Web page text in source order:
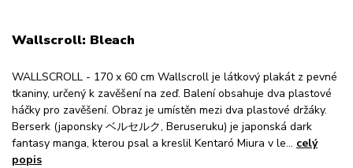
Wallscroll: Bleach
WALLSCROLL - 170 x 60 cm Wallscroll je látkový plakát z pevné
tkaniny, určený k zavěšení na zeď. Balení obsahuje dva plastové
háčky pro zavěšení. Obraz je umístěn mezi dva plastové držáky.
Berserk (japonsky ベルセルク, Beruseruku) je japonská dark
fantasy manga, kterou psal a kreslil Kentaró Miura v le... celý
popis